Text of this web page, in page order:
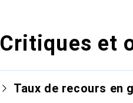
Critiques et
Taux de recours en